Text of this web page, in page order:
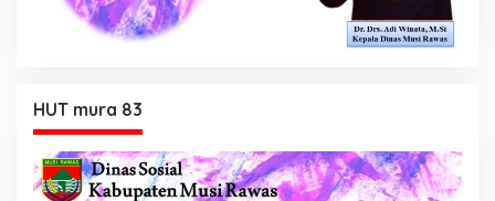
HUT mura 83